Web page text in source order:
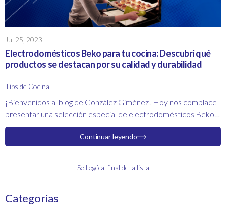
Jul 25, 2023
Electrodomésticos Beko para tu cocina: Descubrí qué
productos se destacan por su calidad y durabilidad
Tips de Cocina
¡Bienvenidos al blog de González Giménez! Hoy nos complace
presentar una selección especial de electrodomésticos Beko
para tu cocina, una marca reconocida por su calidad, innovación
Continuar leyendo
- Se llegó al final de la lista -
Categorías